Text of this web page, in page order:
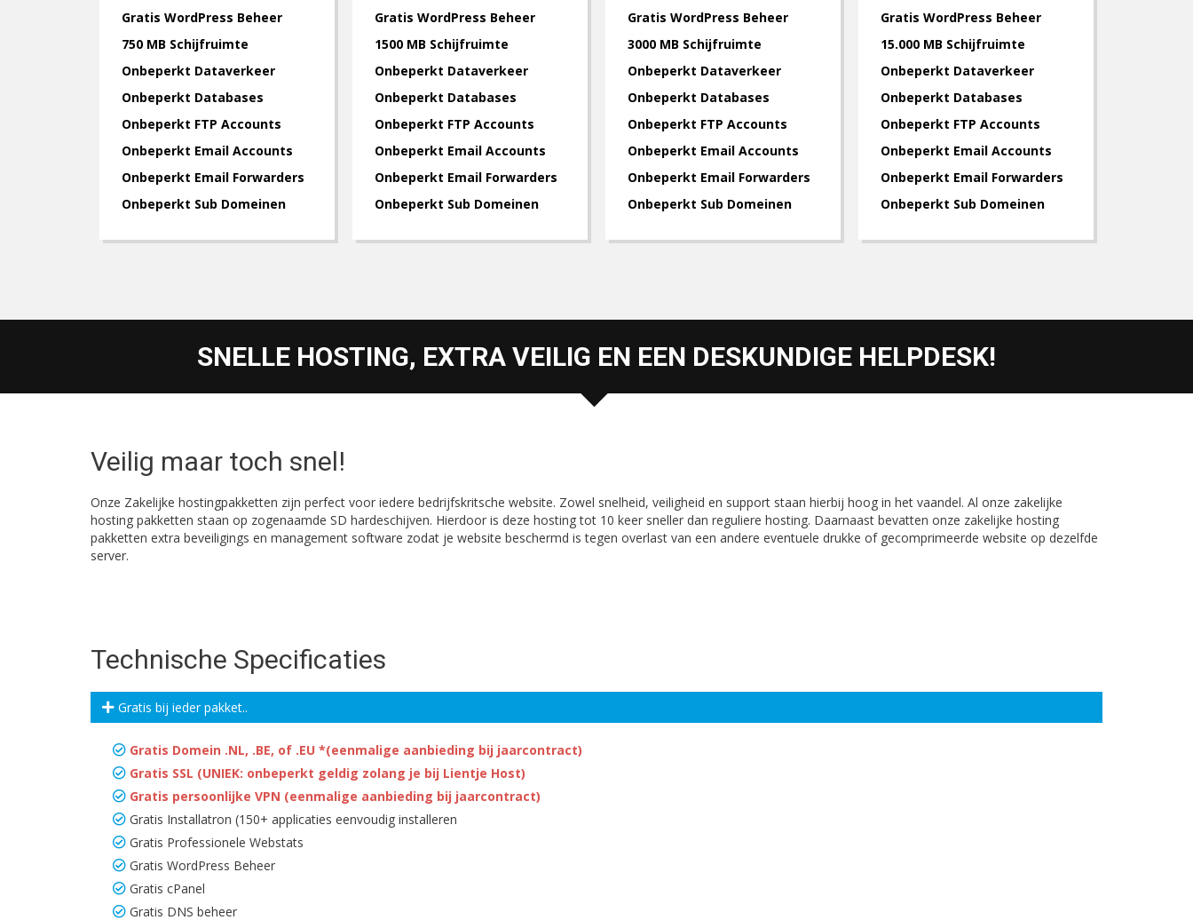
Gratis WordPress Beheer
750 MB Schijfruimte
Onbeperkt Dataverkeer
Onbeperkt Databases
Onbeperkt FTP Accounts
Onbeperkt Email Accounts
Onbeperkt Email Forwarders
Onbeperkt Sub Domeinen
Gratis WordPress Beheer
1500 MB Schijfruimte
Onbeperkt Dataverkeer
Onbeperkt Databases
Onbeperkt FTP Accounts
Onbeperkt Email Accounts
Onbeperkt Email Forwarders
Onbeperkt Sub Domeinen
Gratis WordPress Beheer
3000 MB Schijfruimte
Onbeperkt Dataverkeer
Onbeperkt Databases
Onbeperkt FTP Accounts
Onbeperkt Email Accounts
Onbeperkt Email Forwarders
Onbeperkt Sub Domeinen
Gratis WordPress Beheer
15.000 MB Schijfruimte
Onbeperkt Dataverkeer
Onbeperkt Databases
Onbeperkt FTP Accounts
Onbeperkt Email Accounts
Onbeperkt Email Forwarders
Onbeperkt Sub Domeinen
SNELLE HOSTING, EXTRA VEILIG EN EEN DESKUNDIGE HELPDESK!
Veilig maar toch snel!
Onze Zakelijke hostingpakketten zijn perfect voor iedere bedrijfskritsche website. Zowel snelheid, veiligheid en support staan hierbij hoog in het vaandel. Al onze zakelijke
hosting pakketten staan op zogenaamde SD hardeschijven. Hierdoor is deze hosting tot 10 keer sneller dan reguliere hosting. Daarnaast bevatten onze zakelijke hosting
pakketten extra beveiligings en management software zodat je website beschermd is tegen overlast van een andere eventuele drukke of gecomprimeerde website op dezelfde
server.
Technische Specificaties
Gratis bij ieder pakket..
Gratis Domein .NL, .BE, of .EU *(eenmalige aanbieding bij jaarcontract)
Gratis SSL (UNIEK: onbeperkt geldig zolang je bij Lientje Host)
Gratis persoonlijke VPN (eenmalige aanbieding bij jaarcontract)
Gratis Installatron (150+ applicaties eenvoudig installeren
Gratis Professionele Webstats
Gratis WordPress Beheer
Gratis cPanel
Gratis DNS beheer